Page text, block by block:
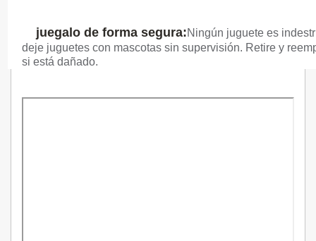
juegalo de forma segura:Ningún juguete es
deje juguetes con mascotas sin supervisión. Retire y
si está dañado.